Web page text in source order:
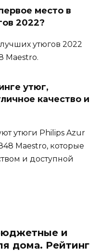
место в
2022?
утюгов 2022
Maestro.
утюг,
качество и
утюги Philips Azur
Maestro, которые
и доступной
и
дома. Рейтинг